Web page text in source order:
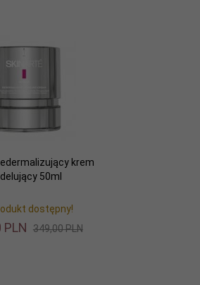
krem
50ml
dostępny!
PLN 349,00 PLN